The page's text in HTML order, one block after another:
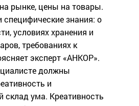
рынке, цены на товары.
знания: о
условиях хранения и
требованиях к
эксперт «АНКОР».
должны
и
склад ума. Креативность